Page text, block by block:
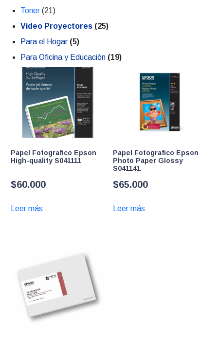
Toner (21)
Video Proyectores (25)
Para el Hogar (5)
Para Oficina y Educación (19)
Papel Fotografico Epson
High-quality S041111
$60.000
Leer más
Papel Fotografico Epson
Photo Paper Glossy
S041141
$65.000
Leer más